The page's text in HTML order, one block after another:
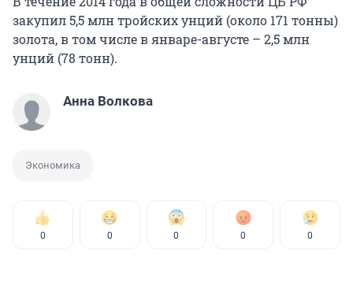
закупил 5,5 млн тройских унций (около 171 тонны)
золота, в том числе в январе-августе – 2,5 млн
унций (78 тонн).
Анна Волкова
Экономика
0 0 0 0 0